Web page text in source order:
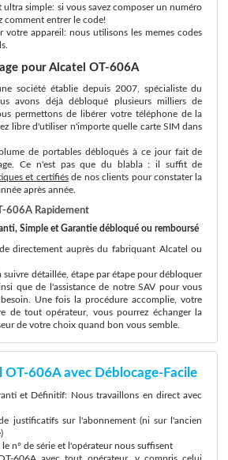
ultra simple: si vous savez composer un numéro
comment entrer le code!
votre appareil: nous utilisons les memes codes
pour Alcatel OT-606A
société établie depuis 2007, spécialiste du
avons déjà débloqué plusieurs milliers de
permettons de libérer votre téléphone de la
libre d'utiliser n'importe quelle carte SIM dans
de portables débloqués à ce jour fait de
Ce n'est pas que du blabla : il suffit de
et certifiésde nos clients pour constater la
après année.
606A Rapidement
Simple et Garantie débloqué ou remboursé
directement auprès du fabriquant Alcatel ou
suivre détaillée, étape par étape pour débloquer
que de l'assistance de notre SAV pour vous
Une fois la procédure accomplie, votre
de tout opérateur, vous pourrez échanger la
de votre choix quand bon vous semble.
OT-606A avec Déblocage-Facile
et Définitif: Nous travaillons en direct avec
justificatifs sur l'abonnement (ni sur l'ancien
n° de série et l'opérateur nous suffisent